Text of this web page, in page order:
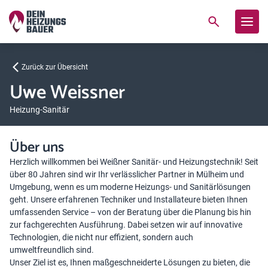
Zurück zur Übersicht
Uwe Weissner
Heizung-Sanitär
Über uns
Herzlich willkommen bei Weißner Sanitär- und Heizungstechnik! Seit
über 80 Jahren sind wir Ihr verlässlicher Partner in Mülheim und
Umgebung, wenn es um moderne Heizungs- und Sanitärlösungen
geht. Unsere erfahrenen Techniker und Installateure bieten Ihnen
umfassenden Service – von der Beratung über die Planung bis hin
zur fachgerechten Ausführung. Dabei setzen wir auf innovative
Technologien, die nicht nur effizient, sondern auch
umweltfreundlich sind.
Unser Ziel ist es, Ihnen maßgeschneiderte Lösungen zu bieten, die